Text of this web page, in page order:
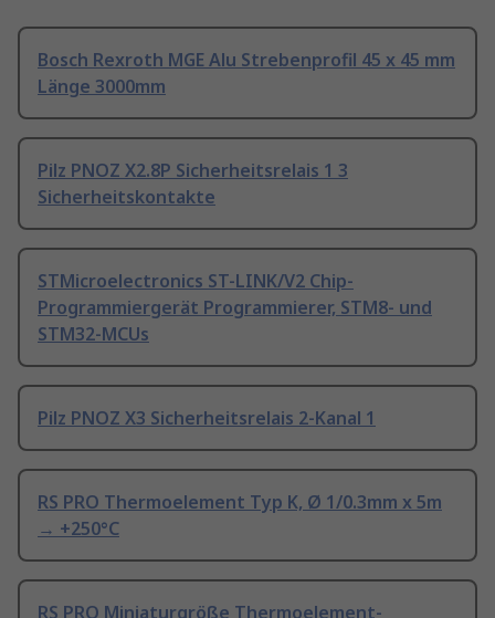
Bosch Rexroth MGE Alu Strebenprofil 45 x 45 mm
Länge 3000mm
Pilz PNOZ X2.8P Sicherheitsrelais 1 3
Sicherheitskontakte
STMicroelectronics ST-LINK/V2 Chip-
Programmiergerät Programmierer, STM8- und
STM32-MCUs
Pilz PNOZ X3 Sicherheitsrelais 2-Kanal 1
RS PRO Thermoelement Typ K, Ø 1/0.3mm x 5m
→ +250°C
RS PRO Miniaturgröße Thermoelement-